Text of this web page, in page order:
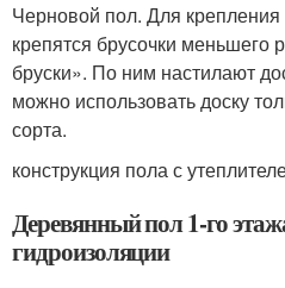
Черновой пол. Для крепления
крепятся брусочки меньшего
бруски». По ним настилают
можно использовать доску
сорта.
конструкция пола с
Деревянный пол 1-го
гидроизоляции